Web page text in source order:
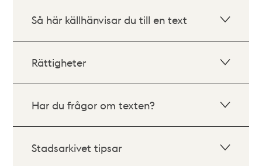
Så här källhänvisar du till en text
Rättigheter
Har du frågor om texten?
Stadsarkivet tipsar